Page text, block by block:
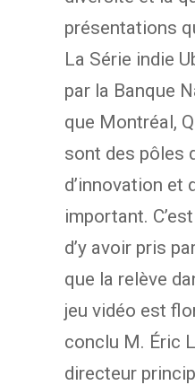
présentations
La Série indie
par la Banque
que Montréal,
sont des pôles
d’innovation et
important.
d’y avoir pris
que la relève
jeu vidéo est
conclu M. Éric
directeur